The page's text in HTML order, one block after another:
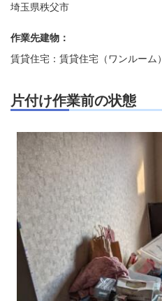
埼玉県秩父市
作業先建物：
賃貸住宅：賃貸住宅（ワンルーム）
片付け作業前の状態